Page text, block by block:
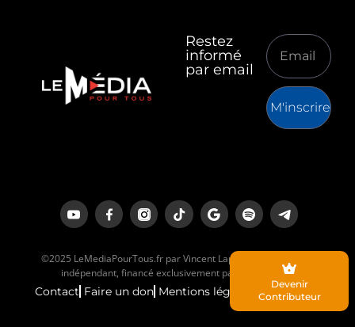
Restez
informé
par email
M'inscrire
©2025 LeMediaPourTous.fr par Vincent Lapierre est un média
indépendant, financé exclusivement par ses lecteurs.
Contact Faire un don Mentions légales
Devenir
Contributeur